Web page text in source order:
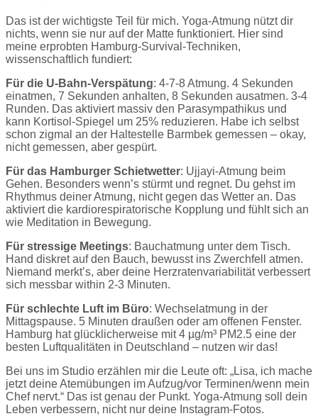
Das ist der wichtigste Teil für mich. Yoga-Atmung nützt dir
nichts, wenn sie nur auf der Matte funktioniert. Hier sind
meine erprobten Hamburg-Survival-Techniken,
wissenschaftlich fundiert:
Für die U-Bahn-Verspätung: 4-7-8 Atmung. 4 Sekunden
einatmen, 7 Sekunden anhalten, 8 Sekunden ausatmen. 3-4
Runden. Das aktiviert massiv den Parasympathikus und
kann Kortisol-Spiegel um 25% reduzieren. Habe ich selbst
schon zigmal an der Haltestelle Barmbek gemessen – okay,
nicht gemessen, aber gespürt.
Für das Hamburger Schietwetter: Ujjayi-Atmung beim
Gehen. Besonders wenn’s stürmt und regnet. Du gehst im
Rhythmus deiner Atmung, nicht gegen das Wetter an. Das
aktiviert die kardiorespiratorische Kopplung und fühlt sich an
wie Meditation in Bewegung.
Für stressige Meetings: Bauchatmung unter dem Tisch.
Hand diskret auf den Bauch, bewusst ins Zwerchfell atmen.
Niemand merkt’s, aber deine Herzratenvariabilität verbessert
sich messbar within 2-3 Minuten.
Für schlechte Luft im Büro: Wechselatmung in der
Mittagspause. 5 Minuten draußen oder am offenen Fenster.
Hamburg hat glücklicherweise mit 4 µg/m³ PM2.5 eine der
besten Luftqualitäten in Deutschland – nutzen wir das!
Bei uns im Studio erzählen mir die Leute oft: „Lisa, ich mache
jetzt deine Atemübungen im Aufzug/vor Terminen/wenn mein
Chef nervt.“ Das ist genau der Punkt. Yoga-Atmung soll dein
Leben verbessern, nicht nur deine Instagram-Fotos.